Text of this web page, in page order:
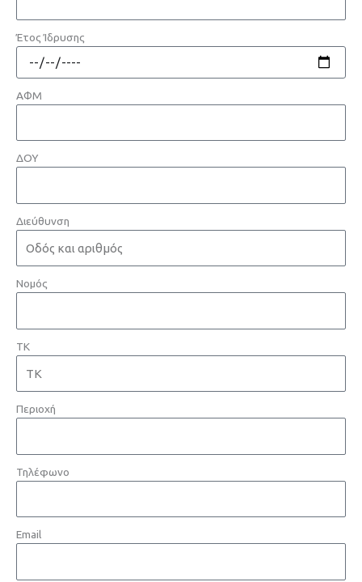
Έτος Ίδρυσης
ΑΦΜ
ΔΟΥ
Διεύθυνση
Νομός
ΤΚ
Περιοχή
Τηλέφωνο
Email